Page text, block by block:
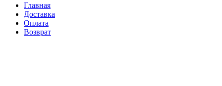
Главная
Доставка
Оплата
Возврат